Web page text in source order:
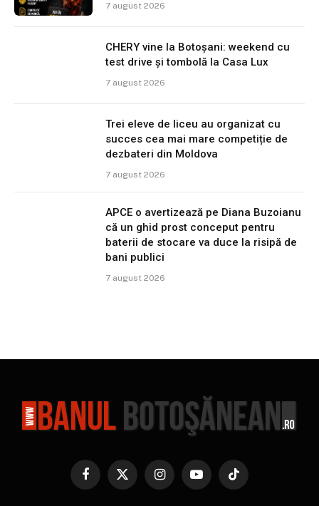
7 august 2026
CHERY vine la Botoșani: weekend cu
test drive și tombolă la Casa Lux
7 august 2026
Trei eleve de liceu au organizat cu
succes cea mai mare competiție de
dezbateri din Moldova
7 august 2026
APCE o avertizează pe Diana Buzoianu
că un ghid prost conceput pentru
baterii de stocare va duce la risipă de
bani publici
7 august 2026
Facebook
X
InstagramYouTubeTikTok